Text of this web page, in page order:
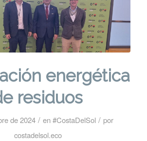
energética
residuos
de 2024 / en#CostaDelSol / por
costadelsol.eco